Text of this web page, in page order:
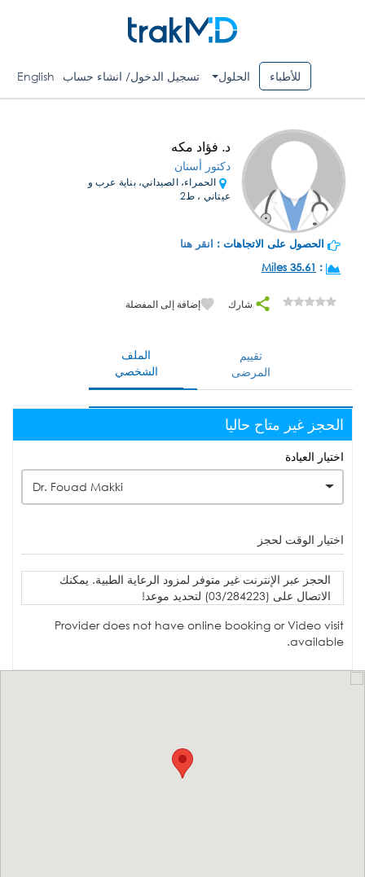
للأطباء الحلول تسجيل الدخول/ انشاء حساب English
د. فؤاد مكه
دكتور أسنان
الحمراء، الصيداني، بناية عرب و
عيتاني ، ط2
الحصول على الاتجاهات : انقر هنا
:
35.61 Miles
شارك إضافة إلى المفضلة
الملف
الشخصي
تقييم
المرضى
الحجز غير متاح حاليا
اختيار العيادة
Dr. Fouad Makki
اختيار الوقت لحجز
الحجز عبر الإنترنت غير متوفر لمزود الرعاية الطبية. يمكنك
الاتصال على (03/284223) لتحديد موعد!
Provider does not have online booking or Video visit
available.